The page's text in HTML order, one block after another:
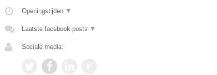
Openingstijden ▼
Laatste facebook posts ▼
Sociale media: